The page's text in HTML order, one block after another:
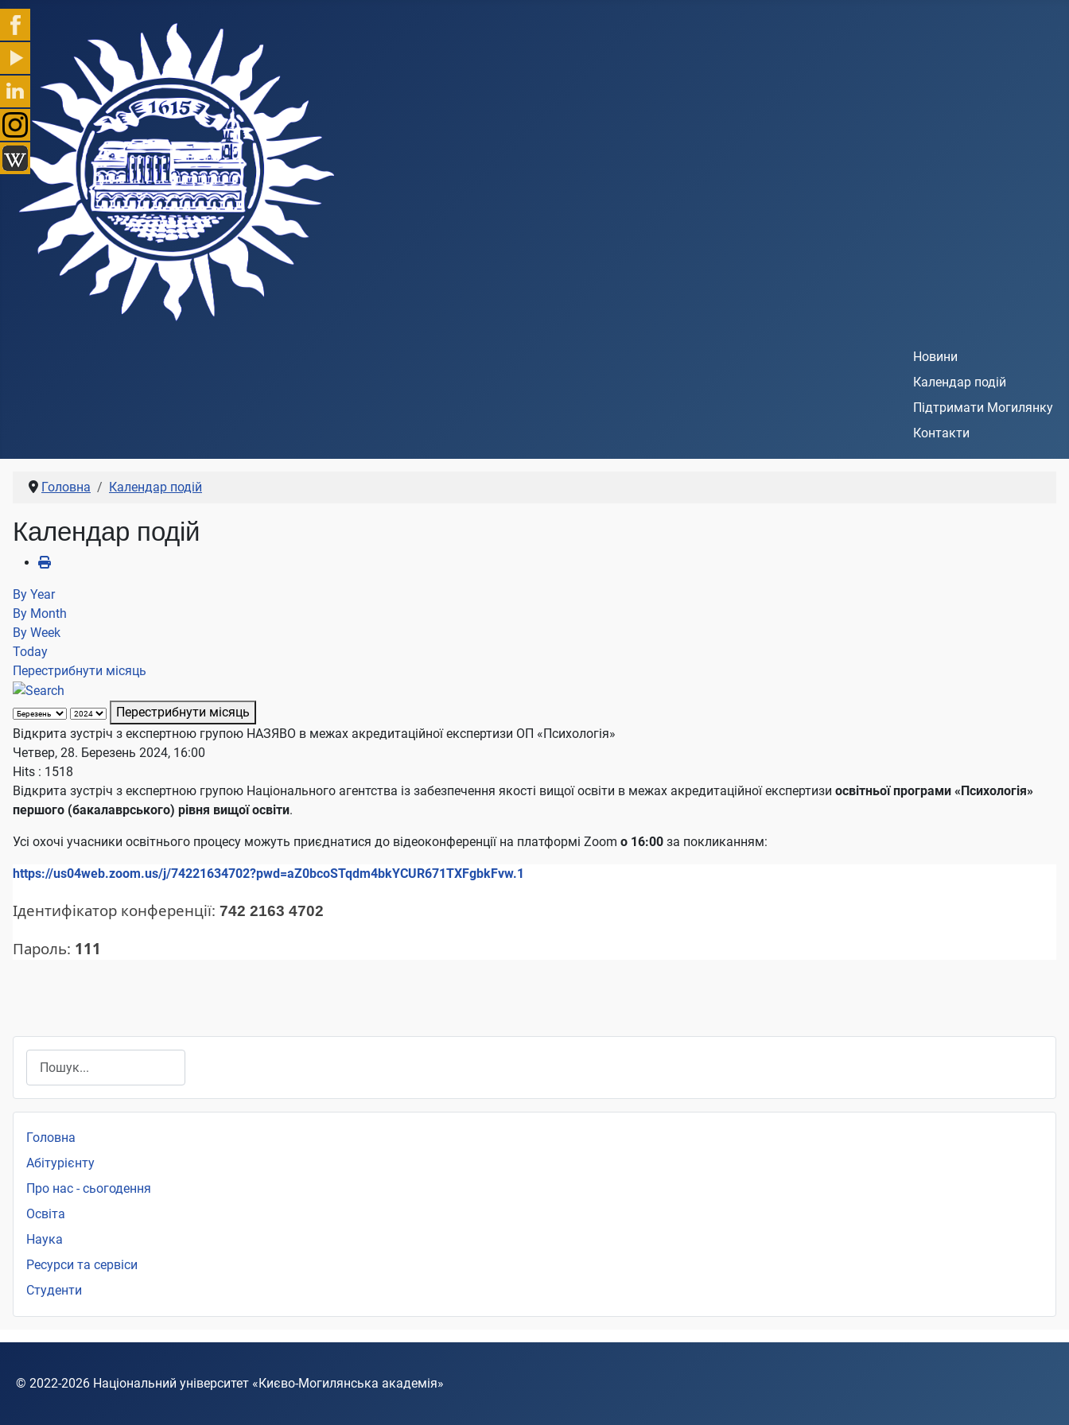
Новини
Календар подій
Підтримати Могилянку
Контакти
Головна Календар подій
Календар подій
By Year
By Month
By Week
Today
Перестрибнути місяць
Перестрибнути місяць
Відкрита зустріч з експертною групою НАЗЯВО в межах акредитаційної експертизи ОП «Психологія»
Четвер, 28. Березень 2024, 16:00
Hits : 1518
Відкрита зустріч з експертною групою Національного агентства із забезпечення якості вищої освіти в межах акредитаційної експертизи освітньої програми «Психологія»
першого (бакалаврського) рівня вищої освіти.
Усі охочі учасники освітнього процесу можуть приєднатися до відеоконференції на платформі Zoom о 16:00 за покликанням:
https://us04web.zoom.us/j/74221634702?pwd=aZ0bcoSTqdm4bkYCUR671TXFgbkFvw.1
Ідентифікатор конференції: 742 2163 4702
Пароль: 111
Головна
Абітурієнту
Про нас - сьогодення
Освіта
Наука
Ресурси та сервіси
Студенти
© 2022-2026 Національний університет «Києво-Могилянська академія»